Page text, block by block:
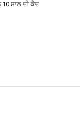
10 ਸਾਲ ਦੀ ਕੈਦ